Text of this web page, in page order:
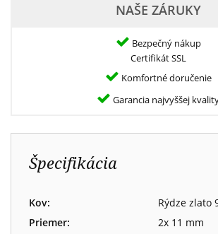
NAŠE ZÁRUKY
Bezpečný nákup
Certifikát SSL
Komfortné doručenie
Garancia najvyššej
Špecifikácia
Kov:
Rýdze zlato
Priemer:
2x 11 mm